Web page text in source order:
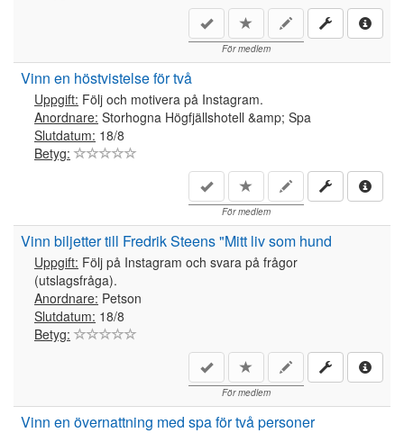
För medlem
Vinn en höstvistelse för två
Uppgift: Följ och motivera på Instagram.
Anordnare: Storhogna Högfjällshotell &amp; Spa
Slutdatum: 18/8
Betyg:
För medlem
Vinn biljetter till Fredrik Steens "Mitt liv som hund
Uppgift: Följ på Instagram och svara på frågor
(utslagsfråga).
Anordnare: Petson
Slutdatum: 18/8
Betyg:
För medlem
Vinn en övernattning med spa för två personer